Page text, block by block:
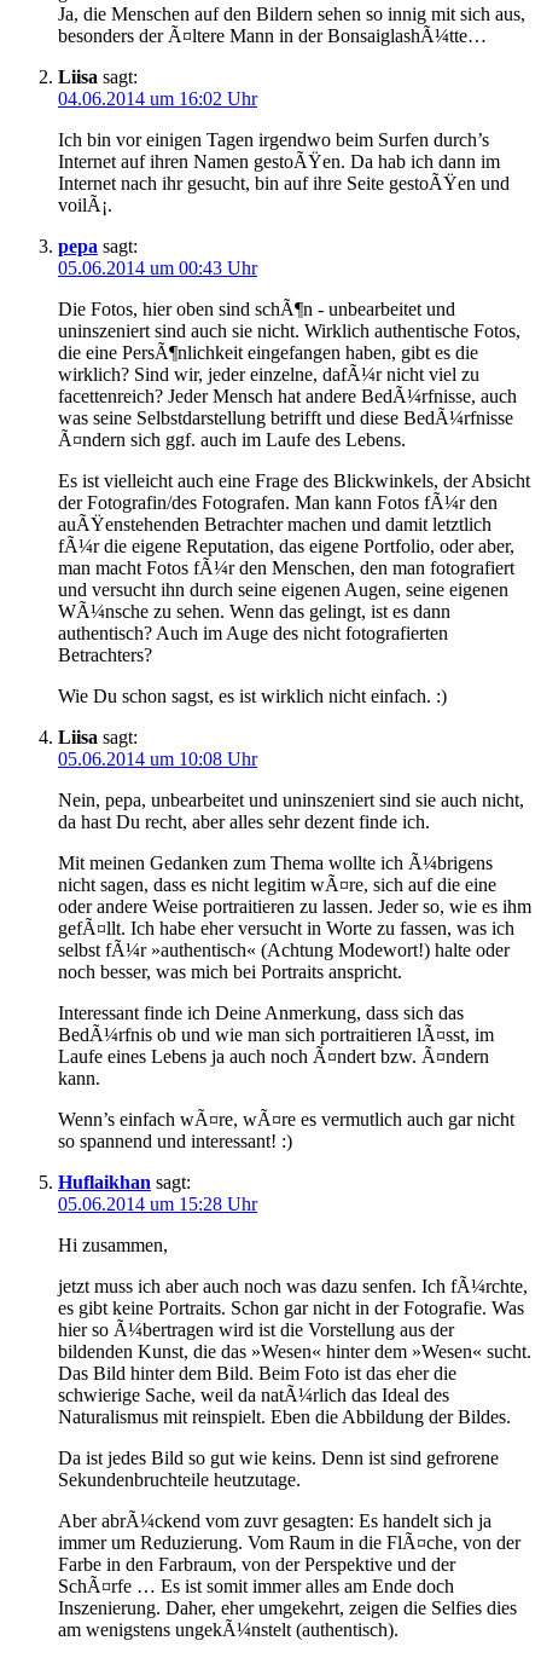
Ja, die Menschen auf den Bildern sehen so innig mit sich aus,
besonders der Ã¤ltere Mann in der BonsaiglashÃ¼tte…
Liisa sagt:
04.06.2014 um 16:02 Uhr
Ich bin vor einigen Tagen irgendwo beim Surfen durch’s
Internet auf ihren Namen gestoÃŸen. Da hab ich dann im
Internet nach ihr gesucht, bin auf ihre Seite gestoÃŸen und
voilÃ¡.
pepa sagt:
05.06.2014 um 00:43 Uhr
Die Fotos, hier oben sind schÃ¶n - unbearbeitet und
uninszeniert sind auch sie nicht. Wirklich authentische Fotos,
die eine PersÃ¶nlichkeit eingefangen haben, gibt es die
wirklich? Sind wir, jeder einzelne, dafÃ¼r nicht viel zu
facettenreich? Jeder Mensch hat andere BedÃ¼rfnisse, auch
was seine Selbstdarstellung betrifft und diese BedÃ¼rfnisse
Ã¤ndern sich ggf. auch im Laufe des Lebens.
Es ist vielleicht auch eine Frage des Blickwinkels, der Absicht
der Fotografin/des Fotografen. Man kann Fotos fÃ¼r den
auÃŸenstehenden Betrachter machen und damit letztlich
fÃ¼r die eigene Reputation, das eigene Portfolio, oder aber,
man macht Fotos fÃ¼r den Menschen, den man fotografiert
und versucht ihn durch seine eigenen Augen, seine eigenen
WÃ¼nsche zu sehen. Wenn das gelingt, ist es dann
authentisch? Auch im Auge des nicht fotografierten
Betrachters?
Wie Du schon sagst, es ist wirklich nicht einfach. :)
Liisa sagt:
05.06.2014 um 10:08 Uhr
Nein, pepa, unbearbeitet und uninszeniert sind sie auch nicht,
da hast Du recht, aber alles sehr dezent finde ich.
Mit meinen Gedanken zum Thema wollte ich Ã¼brigens
nicht sagen, dass es nicht legitim wÃ¤re, sich auf die eine
oder andere Weise portraitieren zu lassen. Jeder so, wie es ihm
gefÃ¤llt. Ich habe eher versucht in Worte zu fassen, was ich
selbst fÃ¼r »authentisch« (Achtung Modewort!) halte oder
noch besser, was mich bei Portraits anspricht.
Interessant finde ich Deine Anmerkung, dass sich das
BedÃ¼rfnis ob und wie man sich portraitieren lÃ¤sst, im
Laufe eines Lebens ja auch noch Ã¤ndert bzw. Ã¤ndern
kann.
Wenn’s einfach wÃ¤re, wÃ¤re es vermutlich auch gar nicht
so spannend und interessant! :)
Huflaikhan sagt:
05.06.2014 um 15:28 Uhr
Hi zusammen,
jetzt muss ich aber auch noch was dazu senfen. Ich fÃ¼rchte,
es gibt keine Portraits. Schon gar nicht in der Fotografie. Was
hier so Ã¼bertragen wird ist die Vorstellung aus der
bildenden Kunst, die das »Wesen« hinter dem »Wesen« sucht.
Das Bild hinter dem Bild. Beim Foto ist das eher die
schwierige Sache, weil da natÃ¼rlich das Ideal des
Naturalismus mit reinspielt. Eben die Abbildung der Bildes.
Da ist jedes Bild so gut wie keins. Denn ist sind gefrorene
Sekundenbruchteile heutzutage.
Aber abrÃ¼ckend vom zuvr gesagten: Es handelt sich ja
immer um Reduzierung. Vom Raum in die FlÃ¤che, von der
Farbe in den Farbraum, von der Perspektive und der
SchÃ¤rfe … Es ist somit immer alles am Ende doch
Inszenierung. Daher, eher umgekehrt, zeigen die Selfies dies
am wenigstens ungekÃ¼nstelt (authentisch).